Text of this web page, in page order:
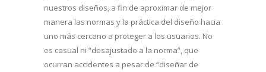
nuestros diseños, a fin de aproximar de mejor
manera las normas y la práctica del diseño hacia
uno más cercano a proteger a los usuarios. No
es casual ni “desajustado a la norma”, que
ocurran accidentes a pesar de “diseñar de